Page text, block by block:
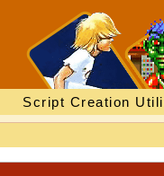
Script Creation